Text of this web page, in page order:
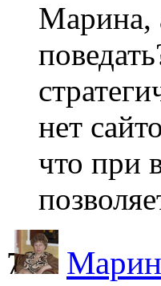
Марина,
нет
что при